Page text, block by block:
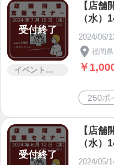
受付終了
イベント・セミナー・交流会
【店舗
（水）
業を希
する方
方|飲食
たオン
2024/06/
福岡県
￥
250ポ
受付終了
【店舗
（水）
業を希
2024/05/